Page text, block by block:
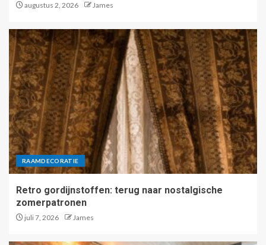
augustus 2, 2026 James
RAAMDECORATIE
Retro gordijnstoffen: terug naar nostalgische
zomerpatronen
juli 7, 2026 James